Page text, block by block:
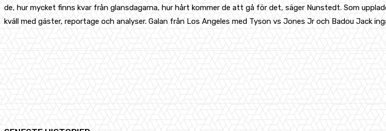
de, hur mycket finns kvar från glansdagarna, hur hårt kommer de att gå för det, säger Nunstedt. Som
kväll med gäster, reportage och analyser. Galan från Los Angeles med Tyson vs Jones Jr och Badou Jack